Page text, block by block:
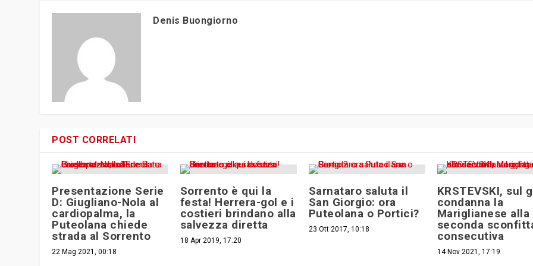
Denis Buongiorno
POST CORRELATI
Presentazione Serie
D: Giugliano-Nola al
cardiopalma, la
Puteolana chiede
strada al Sorrento
22 Mag 2021, 00:18
Sorrento è qui la
festa! Herrera-gol e i
costieri brindano alla
salvezza diretta
18 Apr 2019, 17:20
Sarnataro saluta il
San Giorgio: ora
Puteolana o Portici?
23 Ott 2017, 10:18
KRSTEVSKI, sul
condanna la
Mariglianese alla
seconda
consecutiva
14 Nov 2021, 17:19